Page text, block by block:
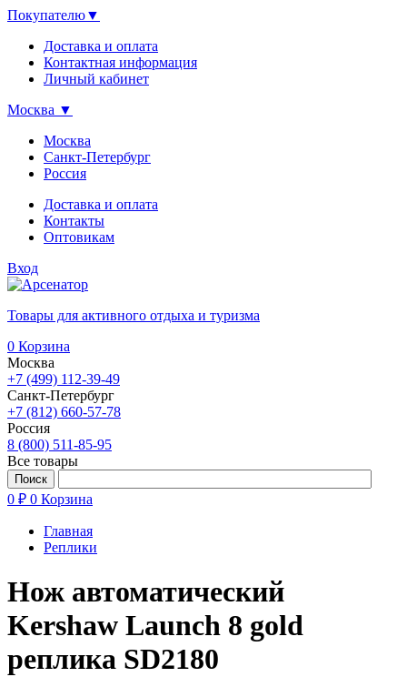
Покупателю▼
Доставка и оплата
Контактная информация
Личный кабинет
Москва ▼
Москва
Санкт-Петербург
Россия
Доставка и оплата
Контакты
Оптовикам
Вход
Товары для активного отдыха и туризма
0 Корзина
Москва
+7 (499) 112-39-49
Санкт-Петербург
+7 (812) 660-57-78
Россия
8 (800) 511-85-95
Все товары
0 ₽ 0 Корзина
Главная
Реплики
Нож автоматический
Kershaw Launch 8 gold
реплика SD2180